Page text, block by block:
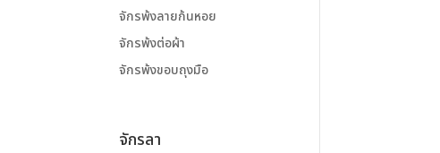
จักรพ้งลายก้นหอย
จักรพ้งต่อผ้า
จักรพ้งขอบถุงมือ
จักรลา